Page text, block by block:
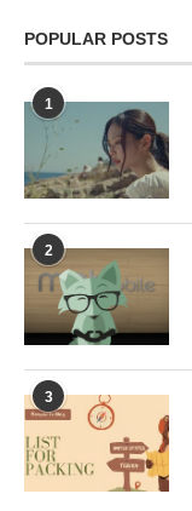
POPULAR POSTS
1
2
3